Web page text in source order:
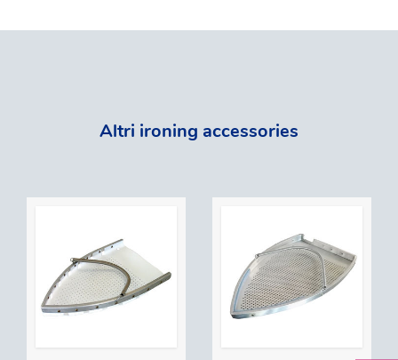
Altri ironing accessories